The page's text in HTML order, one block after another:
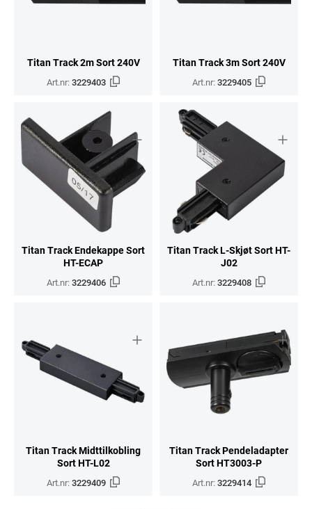
Titan Track 2m Sort 240V
Art.nr:3229403
Titan Track 3m Sort 240V
Art.nr:3229405
Titan Track Endekappe Sort
HT-ECAP
Art.nr:3229406
Titan Track L-Skjøt Sort HT-
J02
Art.nr:3229408
Titan Track Midttilkobling
Sort HT-L02
Art.nr:3229409
Titan Track Pendeladapter
Sort HT3003-P
Art.nr:3229414